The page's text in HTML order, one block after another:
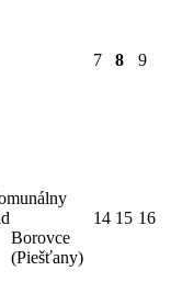
7 8 9
Borovce
(Piešťany)
14 15 16